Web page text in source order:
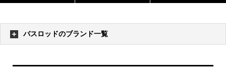
バスロッドのブランド一覧